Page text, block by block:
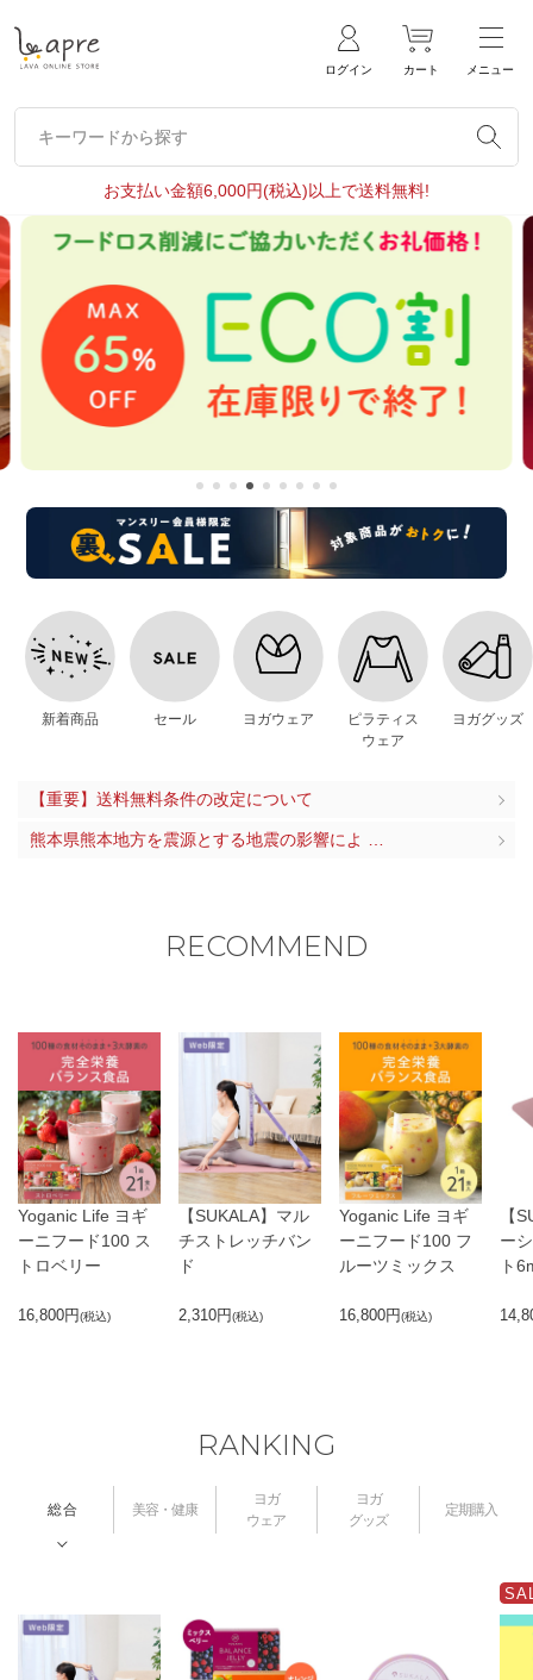
ログイン カート メニュー
キーワードから探す
キーワードから探す
お支払い金額6,000円(税込)以上で送料無料!
新着商品 セール ヨガウェア
ピラティス
ウェア
ヨガグッズ
【重要】送料無料条件の改定について
熊本県熊本地方を震源とする地震の影響によ …
RECOMMEND
Yoganic Life ヨギ
ーニフード100 ス
トロベリー
16,800円(税込)
【SUKALA】マル
チストレッチバン
ド
2,310円(税込)
Yoganic Life ヨギ
ーニフード100 フ
ルーツミックス
16,800円(税込)
【
ー
ト
RANKING
総 合 美容・健康
ヨガ
ウェア
ヨガ
グッズ
定期購入